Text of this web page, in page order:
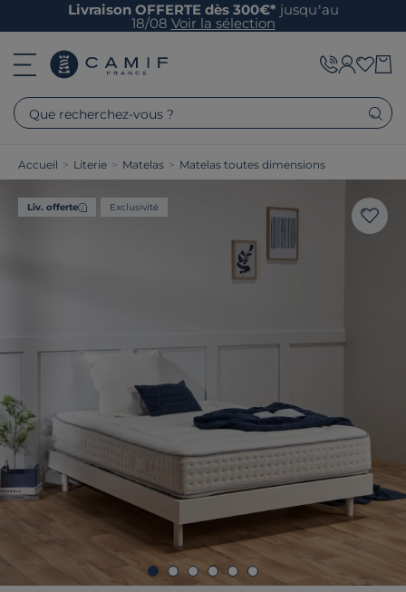
Livraison OFFERTE dès 300€* jusqu’au
18/08 Voir la sélection
Que recherchez-vous ?
Accueil > Literie > Matelas > Matelas toutes dimensions
Liv. offerte Exclusivité